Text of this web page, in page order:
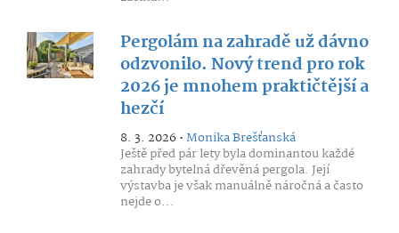
Pergolám na zahradě už dávno
odzvonilo. Nový trend pro rok
2026 je mnohem praktičtější a
hezčí
8. 3. 2026 •Monika Brešťanská
Ještě před pár lety byla dominantou každé
zahrady bytelná dřevěná pergola. Její
výstavba je však manuálně náročná a často
nejde o...